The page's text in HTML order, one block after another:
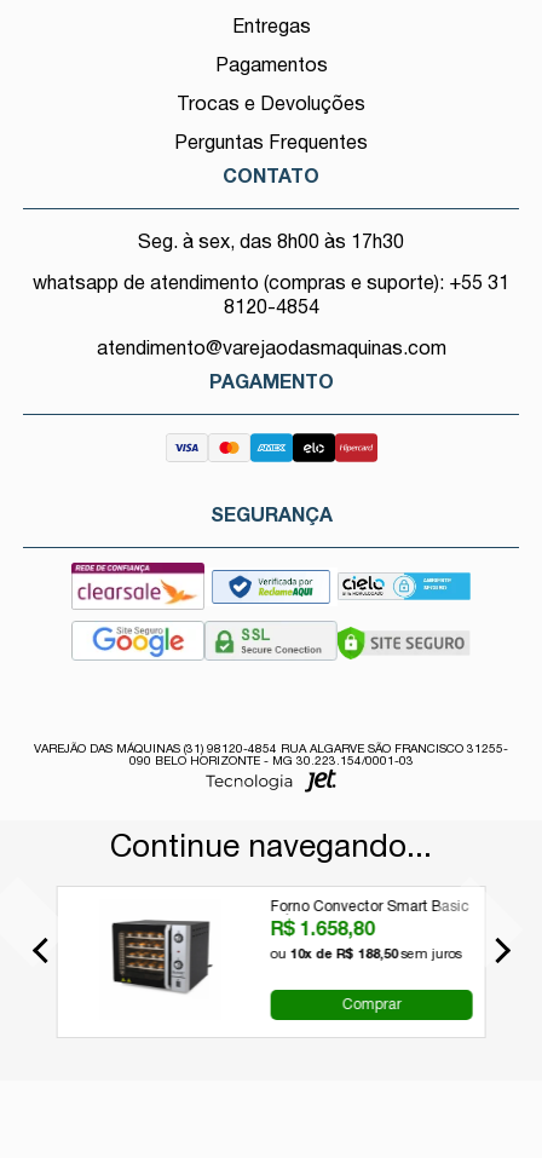
Entregas
Pagamentos
Trocas e Devoluções
Perguntas Frequentes
CONTATO
Seg. à sex, das 8h00 às 17h30
whatsapp de atendimento (compras e suporte): +55 31
8120-4854
atendimento@varejaodasmaquinas.com
PAGAMENTO
SEGURANÇA
VAREJÃO DAS MÁQUINAS (31) 98120-4854 RUA ALGARVE SÃO FRANCISCO 31255-
090 BELO HORIZONTE - MG 30.223.154/0001-03